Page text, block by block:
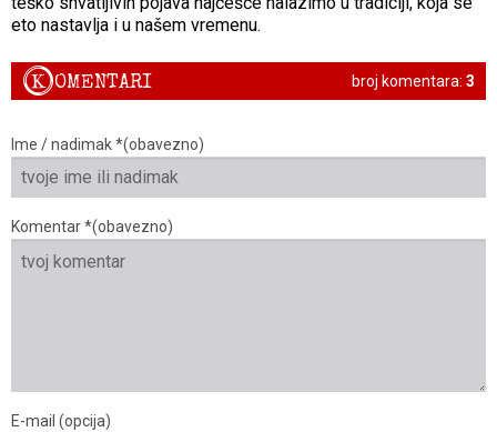
eto nastavlja i u našem vremenu.
broj komentara: 3
KOMENTARI
Ime / nadimak *(obavezno)
Komentar *(obavezno)
E-mail (opcija)